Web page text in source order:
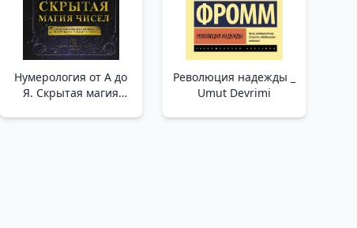
Нумерология от А до
Я. Скрытая магия
Революция надежды _
Umut Devrimi